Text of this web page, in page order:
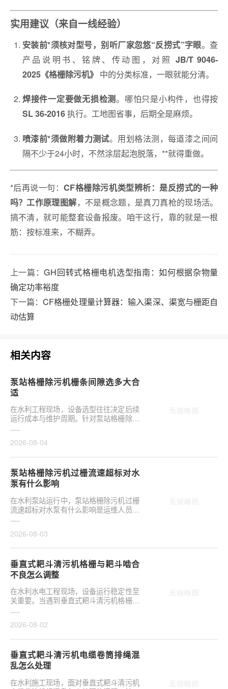
实用建议（来自一线经验）
安装前*须核对型号，别听厂家忽悠“反捞式”字眼。查
产品说明书、铭牌、传动图，对照 JB/T 9046-
2025《格栅除污机》 中的分类标准，一眼就能分清。
焊接件一定要做无损检测。哪怕只是小构件，也得按
SL 36-2016执行。工地图省事，后期全是麻烦。
喷漆前*须做附着力测试。用划格法测，每道漆之间间
隔不少于24小时，不然涂层起泡脱落，**就得重做。
*后再说一句：CF格栅除污机类型辨析：是反捞式的一种
吗？工作原理图解，不是概念题，是真刀真枪的现场活。
搞不清，就可能整套设备报废。咱干这行，靠的就是一根
筋：按标准来，不糊弄。
上一篇：GH回转式格栅电机选型指南：如何根据杂物量
确定功率裕度
下一篇：CF格栅处理量计算器：输入渠深、渠宽与栅距自
动估算
相关内容
泵站格栅除污机栅条间隙选多大合
适
在水利工程现场，设备选型往往决定后续
运行成本与维护周期。针对泵站格栅除污
机栅条间隙选多大合适，需结合具体工况
2026-08-04
泵站格栅除污机过栅流速超标对水
泵有什么影响
在水利泵站运行中，泵站格栅除污机过栅
流速超标对水泵有什么影响是运维人员关
注的核心议题。当水流通过格栅的速度超
2026-08-03
垂直式耙斗清污机格栅与耙斗啮合
不良怎么调整
在水利水电工程现场，设备运行稳定性至
关重要。当遇到垂直式耙斗清污机格栅与
耙斗啮合不良怎么调整这类问题时，往往
2026-08-02
垂直式耙斗清污机电缆卷筒排绳混
乱怎么处理
在水利施工现场，面对垂直式耙斗清污机